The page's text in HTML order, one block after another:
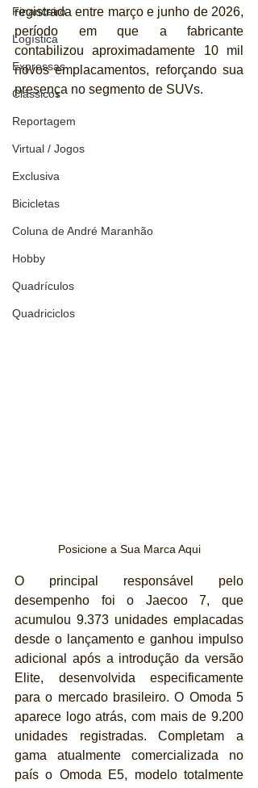
Financeiro
Logística
Expressas
Clássicos
Reportagem
Virtual / Jogos
Exclusiva
Bicicletas
Coluna de André Maranhão
Hobby
Quadrículos
Quadriciclos
registrada entre março e junho de 2026,
período em que a fabricante
contabilizou aproximadamente 10 mil
novos emplacamentos, reforçando sua
presença no segmento de SUVs.
Posicione a Sua Marca Aqui
O principal responsável pelo
desempenho foi o Jaecoo 7, que
acumulou 9.373 unidades emplacadas
desde o lançamento e ganhou impulso
adicional após a introdução da versão
Elite, desenvolvida especificamente
para o mercado brasileiro. O Omoda 5
aparece logo atrás, com mais de 9.200
unidades registradas. Completam a
gama atualmente comercializada no
país o Omoda E5, modelo totalmente